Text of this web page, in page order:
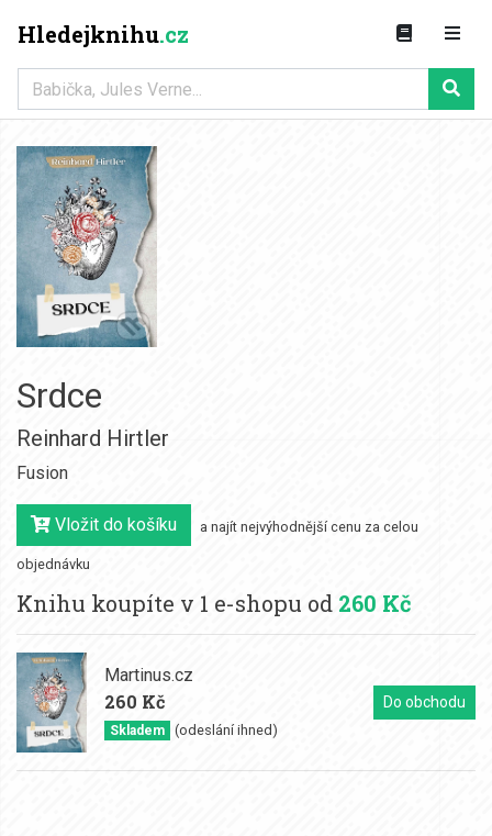
Hledejknihu.cz
Srdce
Reinhard Hirtler
Fusion
Vložit do košíku a najít nejvýhodnější cenu za celou
objednávku
Knihu koupíte v 1 e-shopu od 260 Kč
Martinus.cz
260 Kč
Skladem (odeslání ihned)
Do obchodu